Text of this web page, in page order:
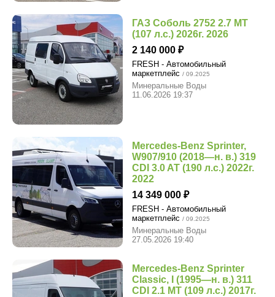
ГАЗ Соболь 2752 2.7 MT
(107 л.с.) 2026г. 2026
2 140 000
FRESH - Автомобильный
маркетплейс / 09.2025
Минеральные Воды
11.06.2026 19:37
Mercedes-Benz Sprinter,
W907/910 (2018—н. в.) 319
CDI 3.0 AT (190 л.с.) 2022г.
2022
14 349 000
FRESH - Автомобильный
маркетплейс / 09.2025
Минеральные Воды
27.05.2026 19:40
Mercedes-Benz Sprinter
Classic, I (1995—н. в.) 311
CDI 2.1 MT (109 л.с.) 2017г.